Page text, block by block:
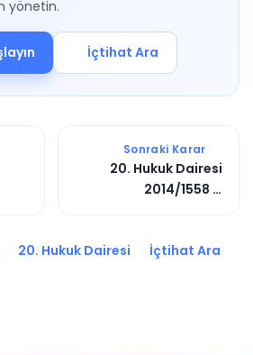
yönetin.
İçtihat Ara
Sonraki Karar
20. Hukuk Dairesi
2014/1558 E.
20. Hukuk Dairesi İçtihat Ara